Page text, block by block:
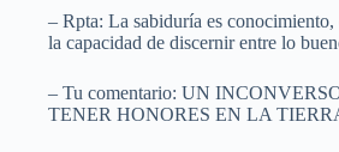
– Rpta: La sabiduría es conocimiento,
la capacidad de discernir entre lo
– Tu comentario: UN
TENER HONORES EN LA